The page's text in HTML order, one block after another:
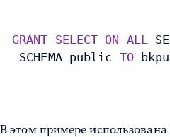
GRANT SELECT ON ALL
SCHEMA public TO
В этом примере